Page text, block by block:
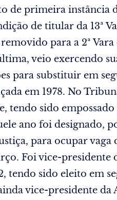
de primeira instância
de titular da 13ª
para a 2ª Vara
veio exercendo
para substituir em
em 1978. No
tendo sido
ano foi designado,
para ocupar vaga
Foi vice-presidente
tendo sido eleito em
vice-presidente da